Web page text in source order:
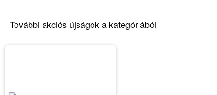
További akciós újságok a kategóriából